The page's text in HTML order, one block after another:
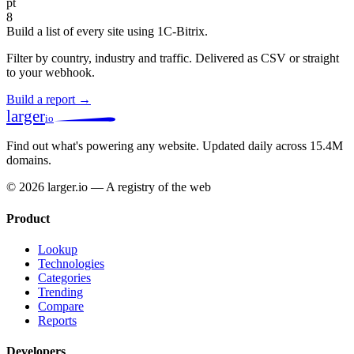
pt
8
Build a list of every site using 1C-Bitrix.
Filter by country, industry and traffic. Delivered as CSV or straight
to your webhook.
Build a report →
largerio
Find out what's powering any website. Updated daily across 15.4M
domains.
© 2026 larger.io — A registry of the web
Product
Lookup
Technologies
Categories
Trending
Compare
Reports